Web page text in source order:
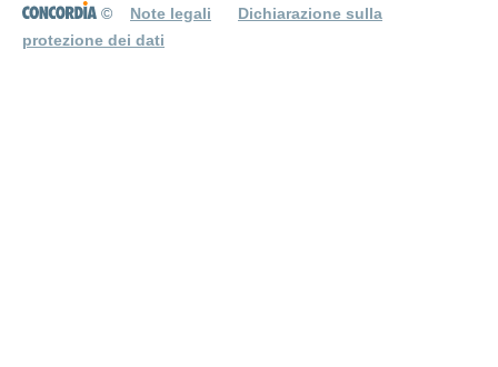
© Note legali
Dichiarazione sulla
protezione dei dati